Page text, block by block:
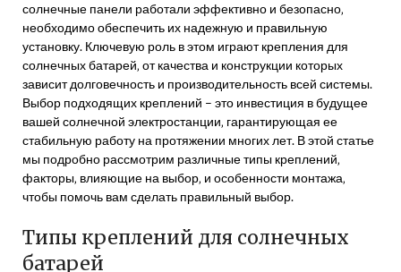
солнечные панели работали эффективно и безопасно‚
необходимо обеспечить их надежную и правильную
установку. Ключевую роль в этом играют крепления для
солнечных батарей‚ от качества и конструкции которых
зависит долговечность и производительность всей системы.
Выбор подходящих креплений – это инвестиция в будущее
вашей солнечной электростанции‚ гарантирующая ее
стабильную работу на протяжении многих лет. В этой статье
мы подробно рассмотрим различные типы креплений‚
факторы‚ влияющие на выбор‚ и особенности монтажа‚
чтобы помочь вам сделать правильный выбор.
Типы креплений для солнечных
батарей